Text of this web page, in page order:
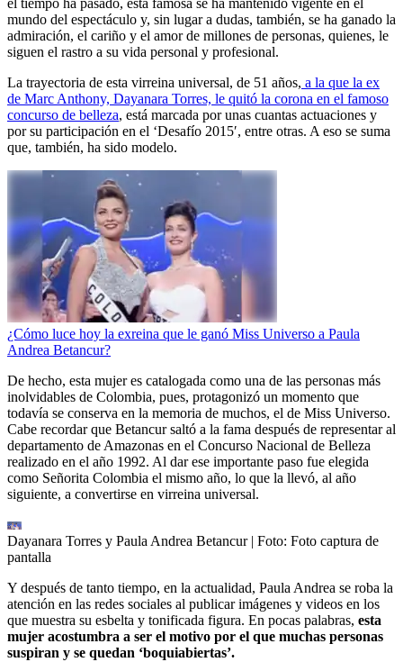
el tiempo ha pasado, esta famosa se ha mantenido vigente en el
mundo del espectáculo y, sin lugar a dudas, también, se ha ganado la
admiración, el cariño y el amor de millones de personas, quienes, le
siguen el rastro a su vida personal y profesional.
La trayectoria de esta virreina universal, de 51 años, a la que la ex
de Marc Anthony, Dayanara Torres, le quitó la corona en el famoso
concurso de belleza, está marcada por unas cuantas actuaciones y
por su participación en el ‘Desafío 2015′, entre otras. A eso se suma
que, también, ha sido modelo.
¿Cómo luce hoy la exreina que le ganó Miss Universo a Paula
Andrea Betancur?
De hecho, esta mujer es catalogada como una de las personas más
inolvidables de Colombia, pues, protagonizó un momento que
todavía se conserva en la memoria de muchos, el de Miss Universo.
Cabe recordar que Betancur saltó a la fama después de representar al
departamento de Amazonas en el Concurso Nacional de Belleza
realizado en el año 1992. Al dar ese importante paso fue elegida
como Señorita Colombia el mismo año, lo que la llevó, al año
siguiente, a convertirse en virreina universal.
Dayanara Torres y Paula Andrea Betancur | Foto: Foto captura de
pantalla
Y después de tanto tiempo, en la actualidad, Paula Andrea se roba la
atención en las redes sociales al publicar imágenes y videos en los
que muestra su esbelta y tonificada figura. En pocas palabras, esta
mujer acostumbra a ser el motivo por el que muchas personas
suspiran y se quedan ‘boquiabiertas’.